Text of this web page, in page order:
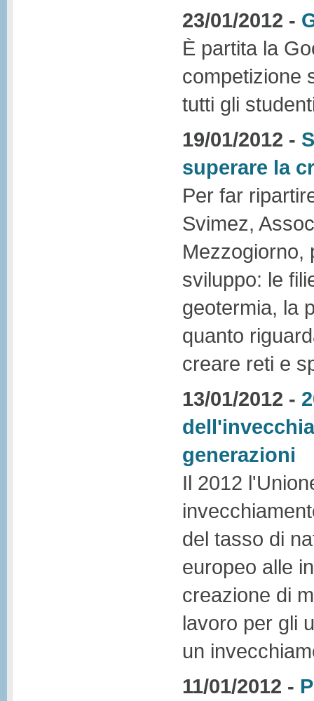
23/01/2012 -
È partita la
competizione
tutti gli
19/01/2012 -
superare la
Per far
Svimez,
Mezzogiorno,
sviluppo: le
geotermia, la
quanto
creare reti e
13/01/2012 -
generazioni
Il 2012
del tasso di
europeo alle
creazione di
lavoro per gli
un
11/01/2012 -